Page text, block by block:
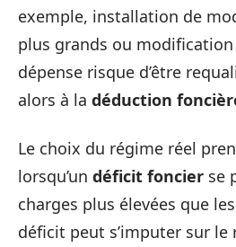
exemple, installation de
plus grands ou modification
dépense risque d’être
alors à la déduction
Le choix du régime réel
lorsqu’un déficit foncier se
charges plus élevées que
déficit peut s’imputer sur le